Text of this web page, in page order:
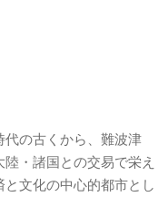
の古くから、難波津
・諸国との交易で栄え
文化の中心的都市とし